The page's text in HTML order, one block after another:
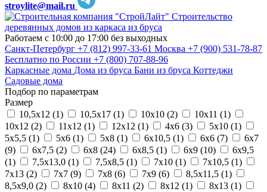
stroylite@mail.ru
Строительство
деревянных домов из каркаса из бруса
Работаем с 10:00 до 17:00 без выходных
Санкт-Петербург +7 (812) 997-33-61 Москва +7 (900) 531-78-87
Бесплатно по России +7 (800) 707-88-96
Каркасные дома Дома из бруса Бани из бруса Коттеджи
Садовые дома
Подбор по параметрам
Размер
10,5х12 (1) 10,5х17 (1) 10х10 (2) 10х11 (1)
10х12 (2) 11х12 (1) 12х12 (1) 4х6 (3) 5х10 (1)
5х5,5 (1) 5х6 (1) 5х8 (1) 6х10,5 (1) 6х6 (7)
6х7
(9) 6х7,5 (2) 6х8 (24) 6х8,5 (1) 6х9 (10)
6х9,5
(1) 7,5х13,0 (1) 7,5х8,5 (1) 7х10 (1) 7х10,5 (1)
7х13 (2) 7х7 (9) 7х8 (6) 7х9 (6) 8,5х11,5 (1)
8,5х9,0 (2) 8х10 (4) 8х11 (2) 8х12 (1) 8х13 (1)